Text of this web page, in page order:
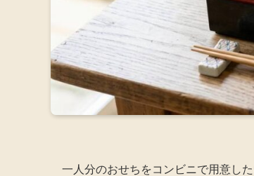
一人分のおせちをコンビニで用意し